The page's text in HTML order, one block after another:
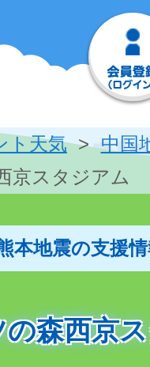
ト天気
中国
京スタジアム
本地震の支援
森西京